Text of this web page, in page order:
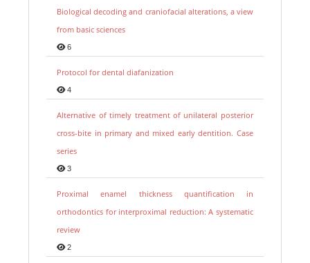
Biological decoding and craniofacial alterations, a view
from basic sciences
6
Protocol for dental diafanization
4
Alternative of timely treatment of unilateral posterior
cross-bite in primary and mixed early dentition. Case
series
3
Proximal enamel thickness quantification in
orthodontics for interproximal reduction: A systematic
review
2